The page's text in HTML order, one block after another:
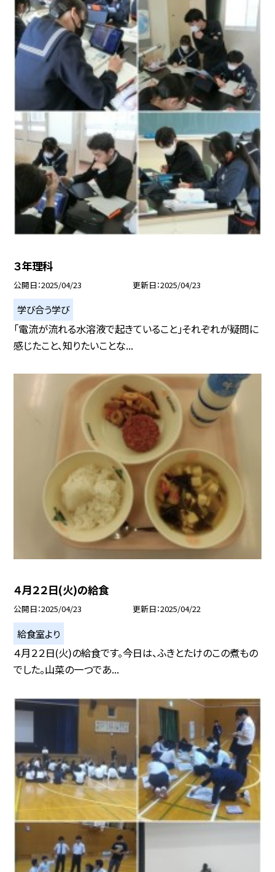
３年理科
公開日 2025/04/23 更新日 2025/04/23
学び合う学び
「電流が流れる水溶液で起きていること」それぞれが疑問に
感じたこと、知りたいことな...
４月２２日(火)の給食
公開日 2025/04/23 更新日 2025/04/22
給食室より
４月２２日(火)の給食です。今日は、ふきとたけのこの煮もの
でした。山菜の一つであ...